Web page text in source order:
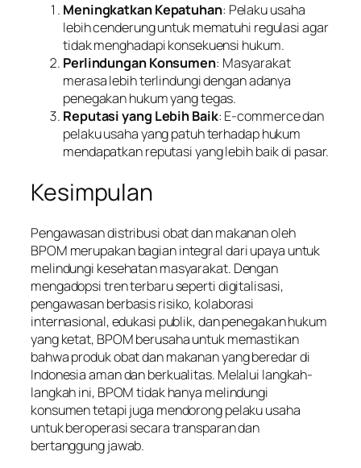
Meningkatkan Kepatuhan: Pelaku usaha
lebih cenderung untuk mematuhi regulasi agar
tidak menghadapi konsekuensi hukum.
Perlindungan Konsumen: Masyarakat
merasa lebih terlindungi dengan adanya
penegakan hukum yang tegas.
Reputasi yang Lebih Baik: E-commerce dan
pelaku usaha yang patuh terhadap hukum
mendapatkan reputasi yang lebih baik di pasar.
Kesimpulan
Pengawasan distribusi obat dan makanan oleh
BPOM merupakan bagian integral dari upaya untuk
melindungi kesehatan masyarakat. Dengan
mengadopsi tren terbaru seperti digitalisasi,
pengawasan berbasis risiko, kolaborasi
internasional, edukasi publik, dan penegakan hukum
yang ketat, BPOM berusaha untuk memastikan
bahwa produk obat dan makanan yang beredar di
Indonesia aman dan berkualitas. Melalui langkah-
langkah ini, BPOM tidak hanya melindungi
konsumen tetapi juga mendorong pelaku usaha
untuk beroperasi secara transparan dan
bertanggung jawab.